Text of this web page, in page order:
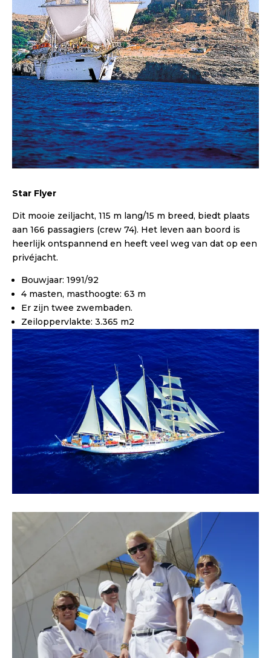
Star Flyer
Dit mooie zeiljacht, 115 m lang/15 m breed, biedt plaats
aan 166 passagiers (crew 74). Het leven aan boord is
heerlijk ontspannend en heeft veel weg van dat op een
privéjacht.
Bouwjaar: 1991/92
4 masten, masthoogte: 63 m
Er zijn twee zwembaden.
Zeiloppervlakte: 3.365 m2